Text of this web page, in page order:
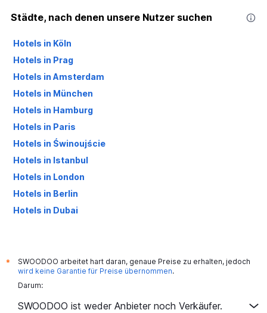
Städte, nach denen unsere Nutzer suchen
Hotels in Köln
Hotels in Prag
Hotels in Amsterdam
Hotels in München
Hotels in Hamburg
Hotels in Paris
Hotels in Świnoujście
Hotels in Istanbul
Hotels in London
Hotels in Berlin
Hotels in Dubai
*
SWOODOO arbeitet hart daran, genaue Preise zu erhalten, jedoch
wird keine Garantie für Preise übernommen.
Darum:
SWOODOO ist weder Anbieter noch Verkäufer.